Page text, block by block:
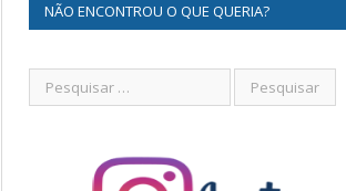
NÃO ENCONTROU O QUE QUERIA?